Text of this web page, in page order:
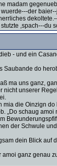
madam
der
,spach---du
- und ein
do
ma uns ganz,
unserer
die Oinzign
„Do schaug
der Schwule
dein Blick auf
ganz